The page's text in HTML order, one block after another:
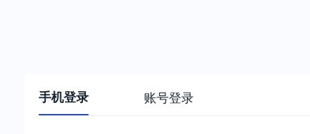
手机登录 账号登录